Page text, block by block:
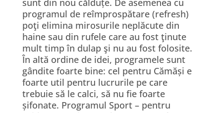
sunt din nou călduțe. De asemenea cu
programul de reîmprospătare (refresh)
poţi elimina mirosurile neplăcute din
haine sau din rufele care au fost ţinute
mult timp în dulap şi nu au fost folosite.
În altă ordine de idei, programele sunt
gândite foarte bine: cel pentru Cămăși e
foarte util pentru lucrurile pe care
trebuie să le calci, să nu fie foarte
șifonate. Programul Sport – pentru